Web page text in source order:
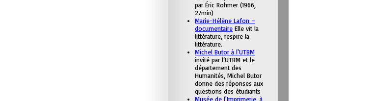
par Éric Rohmer (1966,
27min)
Marie-Hélène Lafon –
documentaire Elle vit la
littérature, respire la
littérature.
Michel Butor à l'UTBM
invité par l’UTBM et le
département des
Humanités, Michel Butor
donne des réponses aux
questions des étudiants
Musée de l'Imprimerie, à